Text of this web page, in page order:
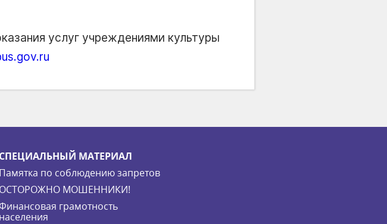
услуг учреждениями культуры
СПЕЦИАЛЬНЫЙ МАТЕРИАЛ
Памятка по соблюдению запретов
ОСТОРОЖНО МОШЕННИКИ!
грамотность
населения